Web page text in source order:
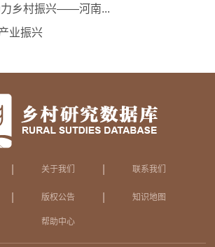
力乡村振兴——河南...
业振兴
关于我们 联系我们
版权公告 知识地图
帮助中心